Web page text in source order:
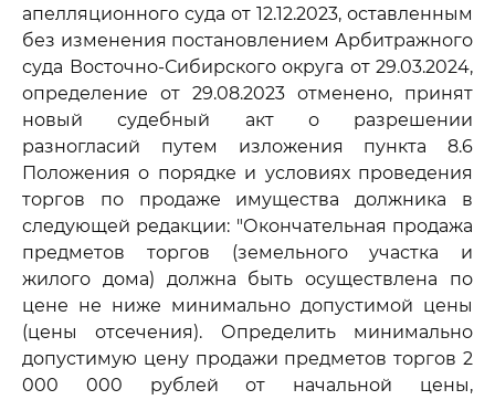
апелляционного суда от 12.12.2023, оставленным
без изменения постановлением Арбитражного
суда Восточно-Сибирского округа от 29.03.2024,
определение от 29.08.2023 отменено, принят
новый судебный акт о разрешении
разногласий путем изложения пункта 8.6
Положения о порядке и условиях проведения
торгов по продаже имущества должника в
следующей редакции: "Окончательная продажа
предметов торгов (земельного участка и
жилого дома) должна быть осуществлена по
цене не ниже минимально допустимой цены
(цены отсечения). Определить минимально
допустимую цену продажи предметов торгов 2
000 000 рублей от начальной цены,